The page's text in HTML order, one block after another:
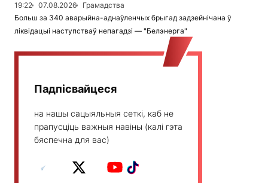
19:22
07.08.2026
Грамадства
Больш за 340 аварыйна-аднаўленчых брыгад задзейнічана ў
ліквідацыі наступстваў непагадзі — "Белэнерга"
Падпісвайцеся
на нашы сацыяльныя сеткі, каб не
прапусціць важныя навіны (калі гэта
бяспечна для вас)